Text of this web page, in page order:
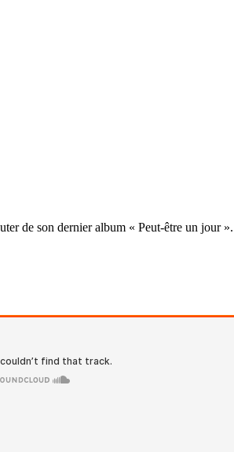
son dernier album « Peut-être un jour